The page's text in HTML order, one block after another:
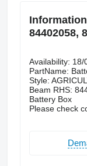
84402058,
Availability: 18/
PartName:
Style:
Beam RHS:
Battery Box
Please check